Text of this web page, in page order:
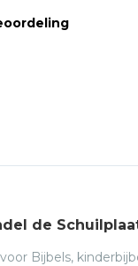
de
Bijbels,